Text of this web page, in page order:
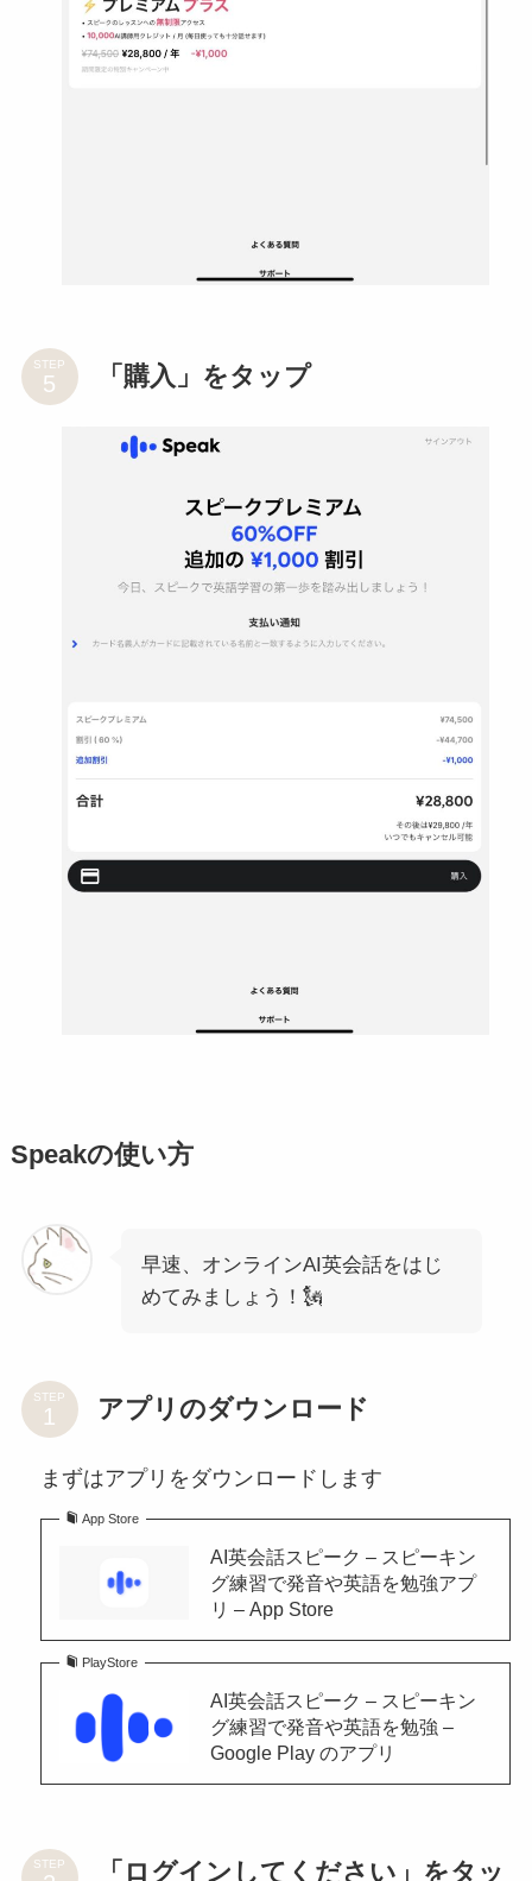
STEP 「購入」をタップ
Speakの使い方
早速、オンラインAI英会話をはじ
めてみましょう！🗽
STEP アプリのダウンロード
まずはアプリをダウンロードします
App Store
AI英会話スピーク – スピーキン
グ練習で発音や英語を勉強アプ
リ – App Store
PlayStore
AI英会話スピーク – スピーキン
グ練習で発音や英語を勉強 –
Google Play のアプリ
STEP 「ログインしてください」をタッ